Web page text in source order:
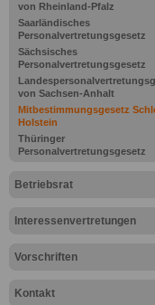
von Rheinland-Pfalz
Saarländisches
Personalvertretungsgesetz
Sächsisches
Personalvertretungsgesetz
von Sachsen-Anhalt
Mitbestimmungsgesetz
Holstein
Thüringer
Personalvertretungsgesetz
Betriebsrat
Interessenvertretungen
Vorschriften
Kontakt